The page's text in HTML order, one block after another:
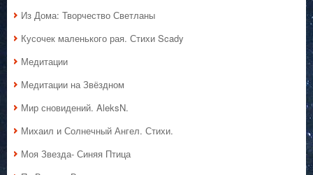
Из Дома: Творчество Светланы
Кусочек маленького рая. Стихи Scady
Медитации
Медитации на Звёздном
Мир сновидений. AleksN.
Михаил и Солнечный Ангел. Стихи.
Моя Звезда- Синяя Птица